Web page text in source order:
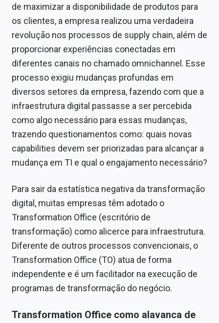
de maximizar a disponibilidade de produtos para
os clientes, a empresa realizou uma verdadeira
revolução nos processos de supply chain, além de
proporcionar experiências conectadas em
diferentes canais no chamado omnichannel. Esse
processo exigiu mudanças profundas em
diversos setores da empresa, fazendo com que a
infraestrutura digital passasse a ser percebida
como algo necessário para essas mudanças,
trazendo questionamentos como: quais novas
capabilities devem ser priorizadas para alcançar a
mudança em TI e qual o engajamento necessário?
Para sair da estatística negativa da transformação
digital, muitas empresas têm adotado o
Transformation Office (escritório de
transformação) como alicerce para infraestrutura.
Diferente de outros processos convencionais, o
Transformation Office (TO) atua de forma
independente e é um facilitador na execução de
programas de transformação do negócio.
Transformation Office como alavanca de